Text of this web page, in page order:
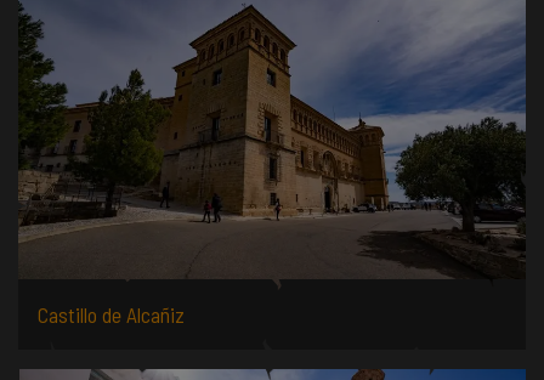
Castillo de Alcañiz